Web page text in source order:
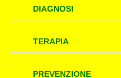
poche ore a 4-
improvvisamente
intensa, che può
pericolosa perdita
Il colera è una
causata dal
Il batterio è
e può contaminare
DIAGNOSI
Se una persona di
colera è sempre
diarreaintensa ed
TERAPIA
La terapia del
PREVENZIONE